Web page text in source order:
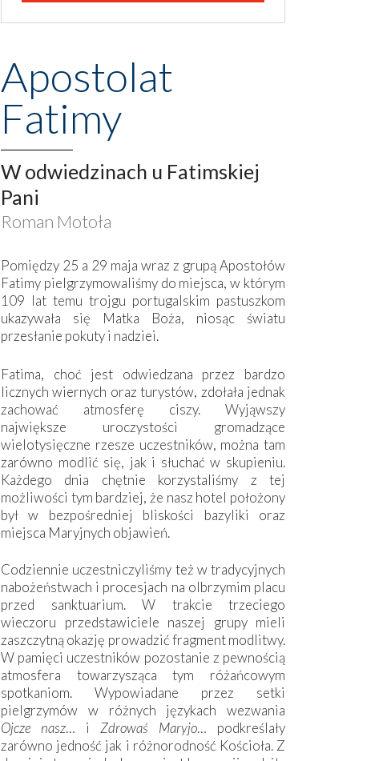
Apostolat
Fatimy
W odwiedzinach u Fatimskiej
Pani
Roman Motoła
Pomiędzy 25 a 29 maja wraz z grupą Apostołów
Fatimy pielgrzymowaliśmy do miejsca, w którym
109 lat temu trojgu portugalskim pastuszkom
ukazywała się Matka Boża, niosąc światu
przesłanie pokuty i nadziei.
Fatima, choć jest odwiedzana przez bardzo
licznych wiernych oraz turystów, zdołała jednak
zachować atmosferę ciszy. Wyjąwszy
największe uroczystości gromadzące
wielotysięczne rzesze uczestników, można tam
zarówno modlić się, jak i słuchać w skupieniu.
Każdego dnia chętnie korzystaliśmy z tej
możliwości tym bardziej, że nasz hotel położony
był w bezpośredniej bliskości bazyliki oraz
miejsca Maryjnych objawień.
Codziennie uczestniczyliśmy też w tradycyjnych
nabożeństwach i procesjach na olbrzymim placu
przed sanktuarium. W trakcie trzeciego
wieczoru przedstawiciele naszej grupy mieli
zaszczytną okazję prowadzić fragment modlitwy.
W pamięci uczestników pozostanie z pewnością
atmosfera towarzysząca tym różańcowym
spotkaniom. Wypowiadane przez setki
pielgrzymów w różnych językach wezwania
Ojcze nasz… i Zdrowaś Maryjo… podkreślały
zarówno jedność jak i różnorodność Kościoła. Z